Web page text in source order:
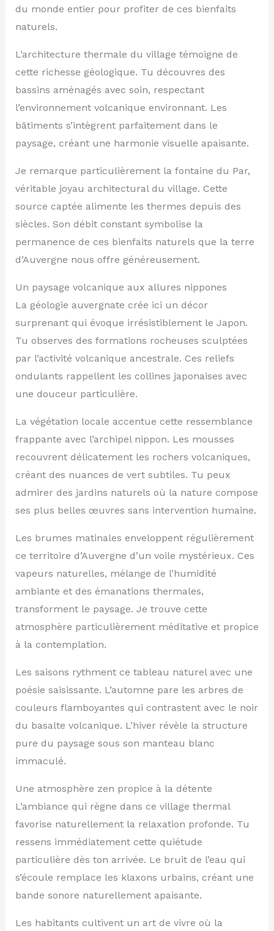
du monde entier pour profiter de ces bienfaits
naturels.
L’architecture thermale du village témoigne de
cette richesse géologique. Tu découvres des
bassins aménagés avec soin, respectant
l’environnement volcanique environnant. Les
bâtiments s’intègrent parfaitement dans le
paysage, créant une harmonie visuelle apaisante.
Je remarque particulièrement la fontaine du Par,
véritable joyau architectural du village. Cette
source captée alimente les thermes depuis des
siècles. Son débit constant symbolise la
permanence de ces bienfaits naturels que la terre
d’Auvergne nous offre généreusement.
Un paysage volcanique aux allures nippones
La géologie auvergnate crée ici un décor
surprenant qui évoque irrésistiblement le Japon.
Tu observes des formations rocheuses sculptées
par l’activité volcanique ancestrale. Ces reliefs
ondulants rappellent les collines japonaises avec
une douceur particulière.
La végétation locale accentue cette ressemblance
frappante avec l’archipel nippon. Les mousses
recouvrent délicatement les rochers volcaniques,
créant des nuances de vert subtiles. Tu peux
admirer des jardins naturels où la nature compose
ses plus belles œuvres sans intervention humaine.
Les brumes matinales enveloppent régulièrement
ce territoire d’Auvergne d’un voile mystérieux. Ces
vapeurs naturelles, mélange de l’humidité
ambiante et des émanations thermales,
transforment le paysage. Je trouve cette
atmosphère particulièrement méditative et propice
à la contemplation.
Les saisons rythment ce tableau naturel avec une
poésie saisissante. L’automne pare les arbres de
couleurs flamboyantes qui contrastent avec le noir
du basalte volcanique. L’hiver révèle la structure
pure du paysage sous son manteau blanc
immaculé.
Une atmosphère zen propice à la détente
L’ambiance qui règne dans ce village thermal
favorise naturellement la relaxation profonde. Tu
ressens immédiatement cette quiétude
particulière dès ton arrivée. Le bruit de l’eau qui
s’écoule remplace les klaxons urbains, créant une
bande sonore naturellement apaisante.
Les habitants cultivent un art de vivre où la